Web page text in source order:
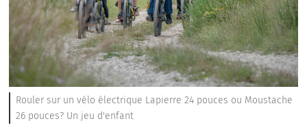
Rouler sur un vélo électrique Lapierre 24 pouces ou Moustache
26 pouces? Un jeu d'enfant